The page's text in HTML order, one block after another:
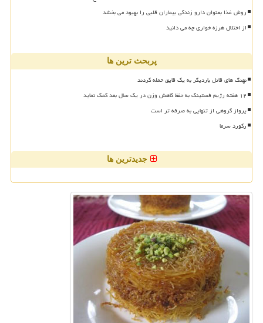
روش غذا بعنوان دارو زندگی بیماران قلبی را بهبود می بخشد
از اختلال هرزه خواری چه می دانید
پربحث ترین ها
نهنگ های قاتل باردیگر به یک قایق حمله کردند
۱۲ هفته رژیم فستینگ به حفظ کاهش وزن در یک سال بعد کمک نماید
پرواز گروهی از تنهایی به صرفه تر است
رکورد سرما
جدیدترین ها